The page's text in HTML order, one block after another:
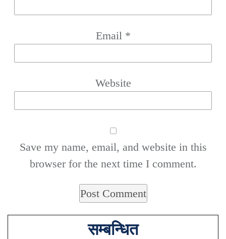
Email *
Website
Save my name, email, and website in this
browser for the next time I comment.
सम्बन्धित